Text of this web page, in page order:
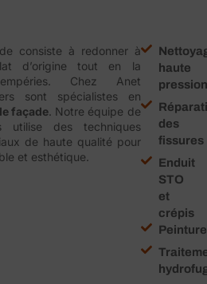
consiste à redonner à
d’origine tout en la
Chez Anet
sont spécialistes en
façade. Notre équipe de
utilise des techniques
de haute qualité pour
et esthétique.
haute
des
fissures
Enduit
STO
et
crépis
Peinture